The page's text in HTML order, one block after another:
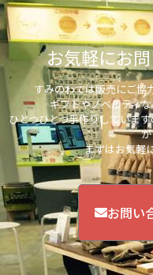
お気軽にお
すみのわでは販売にご協
ギフトやノベルティ
ひとつひとつ手作りしていま
が
まずはお気軽
お問い